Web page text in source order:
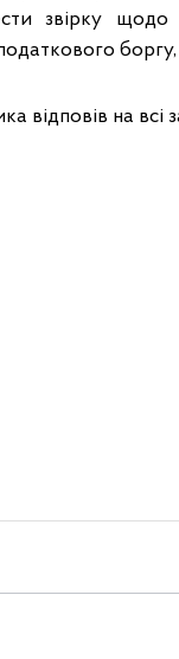
звірку щодо
податкового
відповів на всі